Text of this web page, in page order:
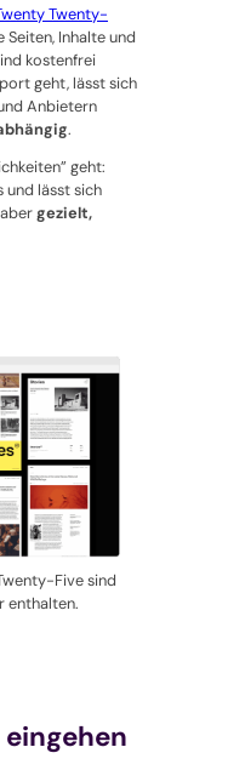
Twenty-
Seiten, Inhalte und
kostenfrei
geht, lässt sich
Anbietern
.
geht:
und lässt sich
gezielt,
Five sind
enthalten.